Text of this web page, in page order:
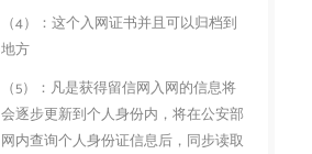
（4）：这个入网证书并且可以归档到
地方
（5）：凡是获得留信网入网的信息将
会逐步更新到个人身份内，将在公安部
网内查询个人身份证信息后，同步读取